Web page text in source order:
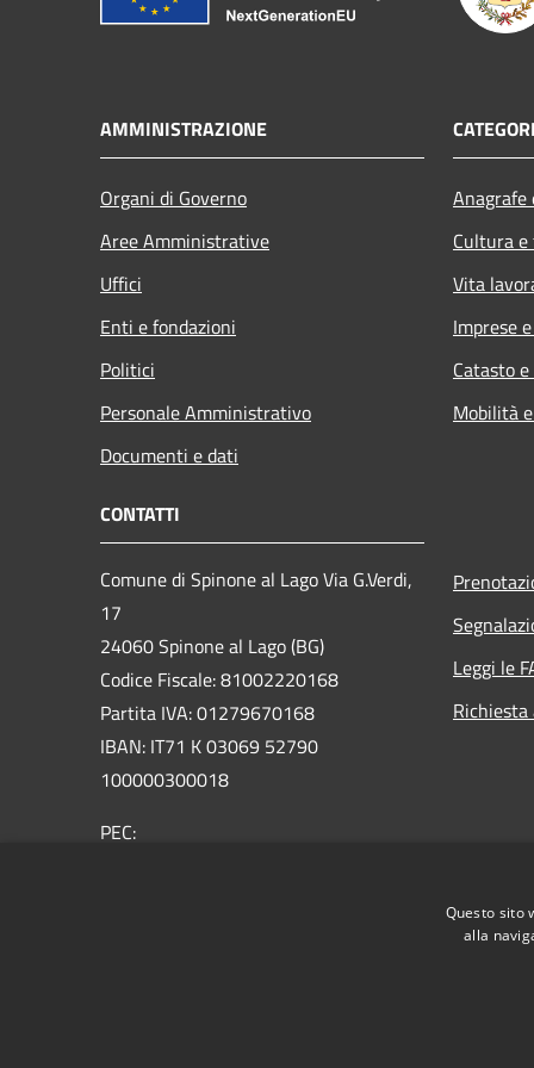
AMMINISTRAZIONE
Organi di Governo
Aree Amministrative
Uffici
Enti e fondazioni
Politici
Personale Amministrativo
Documenti e dati
Cultura
Vita
Imprese
Catasto
Mobilità
CONTATTI
Comune di Spinone al Lago Via G.Verdi,
17
24060 Spinone al Lago (BG)
Codice Fiscale: 81002220168
Partita IVA: 01279670168
IBAN: IT71 K 03069 52790
100000300018
PEC:
Leggi le
Questo sito
alla